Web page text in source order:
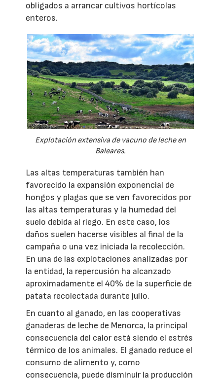
obligados a arrancar cultivos hortícolas
enteros.
Explotación extensiva de vacuno de leche en
Baleares.
Las altas temperaturas también han
favorecido la expansión exponencial de
hongos y plagas que se ven favorecidos por
las altas temperaturas y la humedad del
suelo debida al riego. En este caso, los
daños suelen hacerse visibles al final de la
campaña o una vez iniciada la recolección.
En una de las explotaciones analizadas por
la entidad, la repercusión ha alcanzado
aproximadamente el 40% de la superficie de
patata recolectada durante julio.
En cuanto al ganado, en las cooperativas
ganaderas de leche de Menorca, la principal
consecuencia del calor está siendo el estrés
térmico de los animales. El ganado reduce el
consumo de alimento y, como
consecuencia, puede disminuir la producción